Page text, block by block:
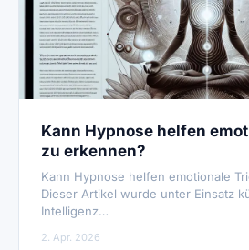
Kann Hypnose helfen
zu erkennen?
Kann Hypnose helfen emotionale
Dieser Artikel wurde unter Einsatz
Intelligenz…
2. Apr. 2026